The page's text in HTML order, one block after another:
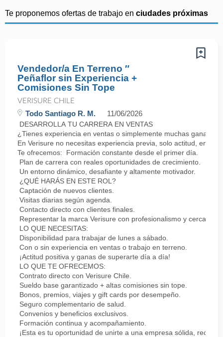
Te proponemos ofertas de trabajo en ciudades próximas
Vendedor/a En Terreno ″
Peñaflor sin Experiencia +
Comisiones Sin Tope
VERISURE CHILE
Todo Santiago R. M. 11/06/2026
DESARROLLA TU CARRERA EN VENTAS
¿Tienes experiencia en ventas o simplemente muchas ganas
En Verisure no necesitas experiencia previa, solo actitud,
Te ofrecemos: Formación constante desde el primer día.
Plan de carrera con reales oportunidades de crecimiento.
Un entorno dinámico, desafiante y altamente motivador.
¿QUÉ HARÁS EN ESTE ROL?
Captación de nuevos clientes.
Visitas diarias según agenda.
Contacto directo con clientes finales.
Representar la marca Verisure con profesionalismo y cercanía.
LO QUE NECESITAS:
Disponibilidad para trabajar de lunes a sábado.
Con o sin experiencia en ventas o trabajo en terreno.
¡Actitud positiva y ganas de superarte día a día!
LO QUE TE OFRECEMOS:
Contrato directo con Verisure Chile.
Sueldo base garantizado + altas comisiones sin tope.
Bonos, premios, viajes y gift cards por desempeño.
Seguro complementario de salud.
Convenios y beneficios exclusivos.
Formación continua y acompañamiento.
¡Esta es tu oportunidad de unirte a una empresa sólida,